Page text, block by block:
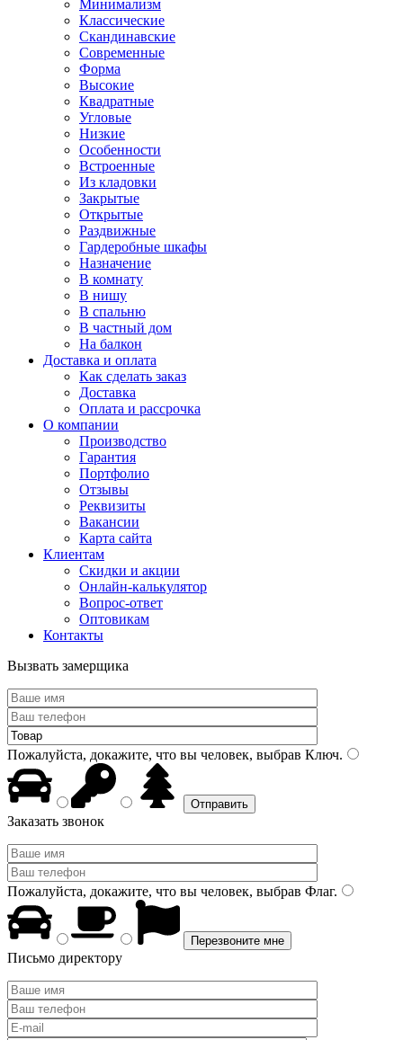
Минимализм
Классические
Скандинавские
Современные
Форма
Высокие
Квадратные
Угловые
Низкие
Особенности
Встроенные
Из кладовки
Закрытые
Открытые
Раздвижные
Гардеробные шкафы
Назначение
В комнату
В нишу
В спальню
В частный дом
На балкон
Доставка и оплата
Как сделать заказ
Доставка
Оплата и рассрочка
О компании
Производство
Гарантия
Портфолио
Отзывы
Реквизиты
Вакансии
Карта сайта
Клиентам
Скидки и акции
Онлайн-калькулятор
Вопрос-ответ
Оптовикам
Контакты
Вызвать замерщика
Пожалуйста, докажите, что вы человек, выбрав Ключ.
Заказать звонок
Пожалуйста, докажите, что вы человек, выбрав Флаг.
Письмо директору